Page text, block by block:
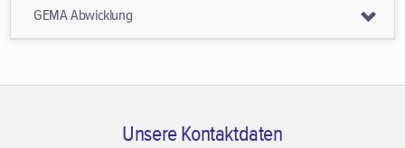
GEMA Abwicklung
Unsere Kontaktdaten